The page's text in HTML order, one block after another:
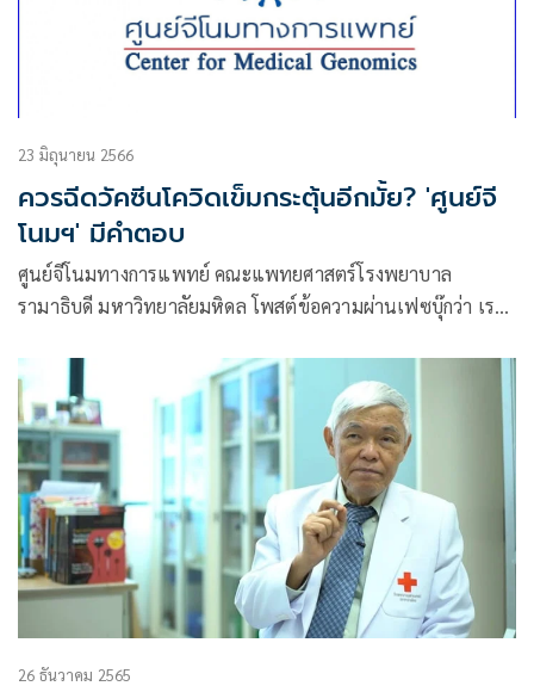
23 มิถุนายน 2566
ควรฉีดวัคซีนโควิดเข็มกระตุ้นอีกมั้ย? 'ศูนย์จี
โนมฯ' มีคำตอบ
ศูนย์จีโนมทางการแพทย์ คณะแพทยศาสตร์โรงพยาบาล
รามาธิบดี มหาวิทยาลัยมหิดล โพสต์ข้อความผ่านเฟซบุ๊กว่า เรา
ไม่
26 ธันวาคม 2565